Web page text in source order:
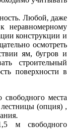
Любой, даже
неравномерному
конструкции и
осмотреть
ям, бугров и
строительный
поверхности в
места
(опция) ,
м свободного